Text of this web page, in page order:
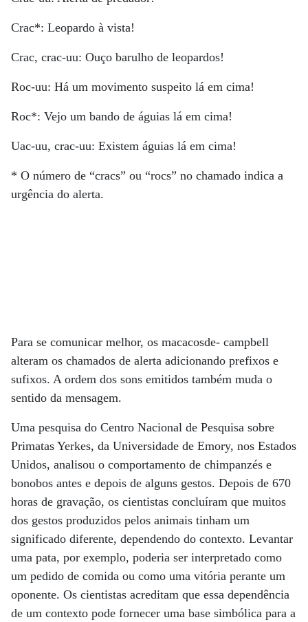
Crac*: Leopardo à vista!
Crac, crac-uu: Ouço barulho de leopardos!
Roc-uu: Há um movimento suspeito lá em cima!
Roc*: Vejo um bando de águias lá em cima!
Uac-uu, crac-uu: Existem águias lá em cima!
* O número de “cracs” ou “rocs” no chamado indica a
urgência do alerta.
Para se comunicar melhor, os macacosde- campbell
alteram os chamados de alerta adicionando prefixos e
sufixos. A ordem dos sons emitidos também muda o
sentido da mensagem.
Uma pesquisa do Centro Nacional de Pesquisa sobre
Primatas Yerkes, da Universidade de Emory, nos Estados
Unidos, analisou o comportamento de chimpanzés e
bonobos antes e depois de alguns gestos. Depois de 670
horas de gravação, os cientistas concluíram que muitos
dos gestos produzidos pelos animais tinham um
significado diferente, dependendo do contexto. Levantar
uma pata, por exemplo, poderia ser interpretado como
um pedido de comida ou como uma vitória perante um
oponente. Os cientistas acreditam que essa dependência
de um contexto pode fornecer uma base simbólica para a